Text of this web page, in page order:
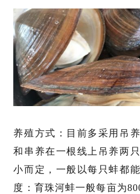
养殖方式：目前多采用吊
和串养在一根线上吊养两
小而定，一般以每只蚌都
度：育珠河蚌一般每亩为